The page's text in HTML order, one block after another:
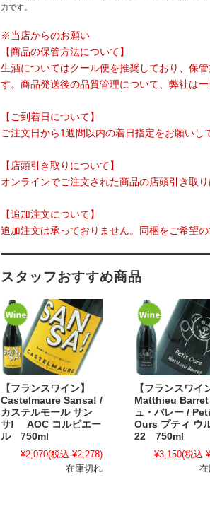
力です。
※当店からのお願い
【商品の保管方法について】
生酒についてはクール便を推奨しており、保
す。商品発送後の品質管理について、弊社は
【ご到着日について】
ご注文日から1週間以内の着日指定をお願いし
【店頭引き取りについて】
オンラインでご注文された商品の店頭引き取り
【追加注文について】
追加注文は承っておりません。同梱をご希望
スタッフおすすめ商品
【フランスワイン】
Castelmaure Sansa! /
カステルモール サン
サ! AOC コルビエー
ル 750ml
¥2,070(税込 ¥2,278)
在庫切れ
【フランスワイ
Matthieu Barret
ュ・バレー /
Ours プティ ウ
22 750ml
¥3,150(税込